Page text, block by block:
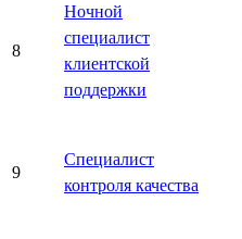
8
Ночной
специалист
клиентской
поддержки
9
Специалист
контроля качества